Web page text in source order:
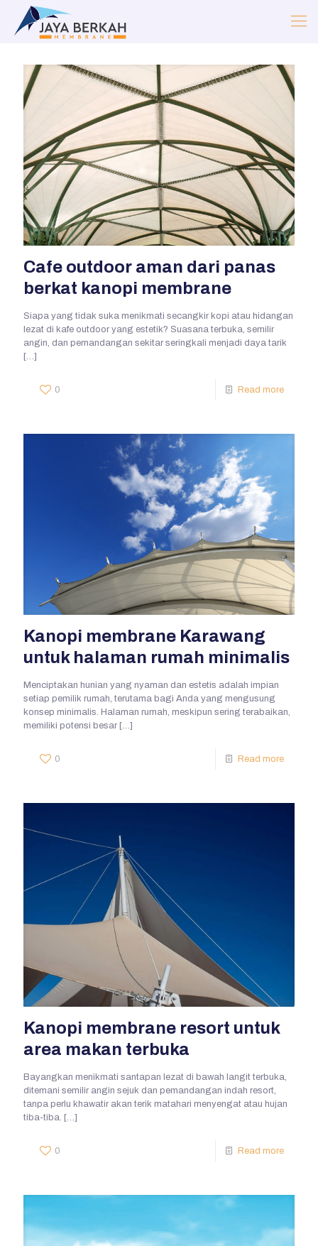
Cafe outdoor aman dari panas
berkat kanopi membrane
Siapa yang tidak suka menikmati secangkir kopi atau hidangan
lezat di kafe outdoor yang estetik? Suasana terbuka, semilir
angin, dan pemandangan sekitar seringkali menjadi daya tarik
[…]
0 Read more
Kanopi membrane Karawang
untuk halaman rumah minimalis
Menciptakan hunian yang nyaman dan estetis adalah impian
setiap pemilik rumah, terutama bagi Anda yang mengusung
konsep minimalis. Halaman rumah, meskipun sering terabaikan,
memiliki potensi besar […]
0 Read more
Kanopi membrane resort untuk
area makan terbuka
Bayangkan menikmati santapan lezat di bawah langit terbuka,
ditemani semilir angin sejuk dan pemandangan indah resort,
tanpa perlu khawatir akan terik matahari menyengat atau hujan
tiba-tiba. […]
0 Read more